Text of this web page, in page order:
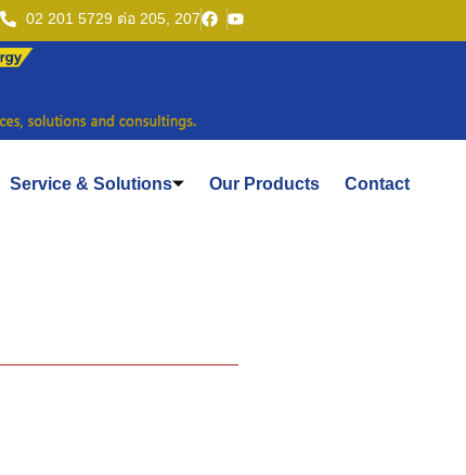
02 201 5729 ต่อ 205, 207
Service & Solutions Our Products Contact